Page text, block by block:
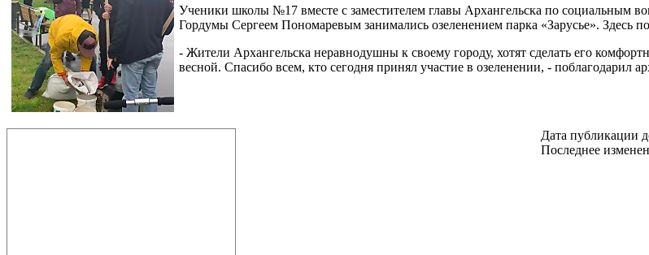
Ученики школы №17 вместе с заместителем главы Архангельска по социальным
Гордумы Сергеем Пономаревым занимались озеленением парка «Зарусье». Здесь
- Жители Архангельска неравнодушны к своему городу, хотят сделать его
весной. Спасибо всем, кто сегодня принял участие в озеленении, - поблагодарил
Дата публикации
Последнее